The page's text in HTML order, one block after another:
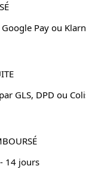
Google Pay ou
GLS, DPD ou
14 jours